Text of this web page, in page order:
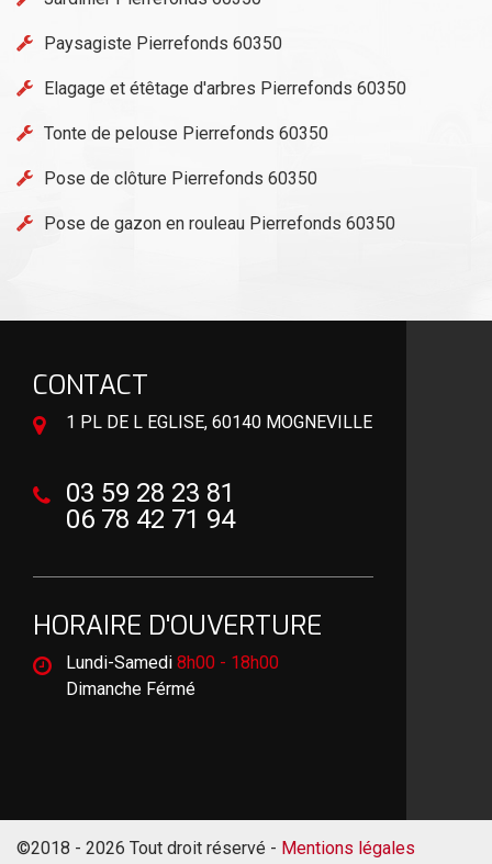
Paysagiste Pierrefonds 60350
Elagage et étêtage d'arbres Pierrefonds 60350
Tonte de pelouse Pierrefonds 60350
Pose de clôture Pierrefonds 60350
Pose de gazon en rouleau Pierrefonds 60350
CONTACT
1 PL DE L EGLISE, 60140 MOGNEVILLE
03 59 28 23 81
06 78 42 71 94
HORAIRE D'OUVERTURE
Lundi-Samedi 8h00 - 18h00
Dimanche Férmé
©2018 - 2026 Tout droit réservé - Mentions légales